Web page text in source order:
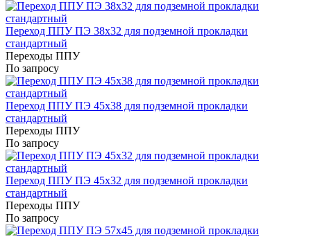
Переход ППУ ПЭ 38x32 для подземной прокладки
стандартный
Переходы ППУ
По запросу
Переход ППУ ПЭ 45x38 для подземной прокладки
стандартный
Переходы ППУ
По запросу
Переход ППУ ПЭ 45x32 для подземной прокладки
стандартный
Переходы ППУ
По запросу